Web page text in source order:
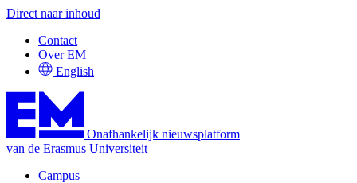
Direct naar inhoud
Contact
Over EM
English
Onafhankelijk nieuwsplatform
van de Erasmus Universiteit
Campus